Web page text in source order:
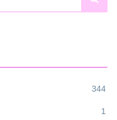
344
1